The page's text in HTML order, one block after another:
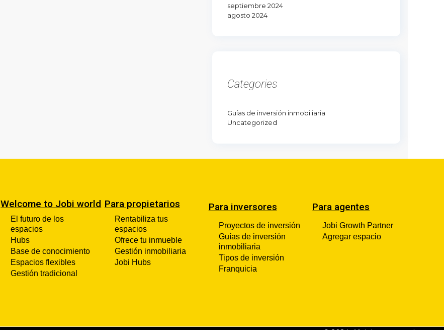
septiembre 2024
agosto 2024
Categories
Guías de inversión inmobiliaria
Uncategorized
Welcome to Jobi world
El futuro de los
espacios
Hubs
Base de conocimiento
Espacios flexibles
Gestión tradicional
Para propietarios
Rentabiliza tus
espacios
Ofrece tu inmueble
Gestión inmobiliaria
Jobi Hubs
Para inversores
Proyectos de inversión
Guías de inversión
inmobiliaria
Tipos de inversión
Franquicia
Para agentes
Jobi Growth Partner
Agregar espacio